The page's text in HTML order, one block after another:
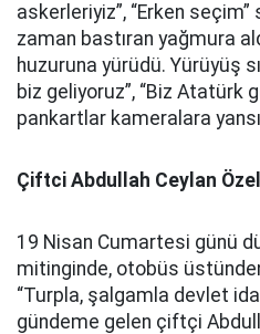
askerleriyiz”, “Erken
zaman bastıran yağmura
huzuruna yürüdü. Yürüyüş
biz geliyoruz”, “Biz Atatürk
pankartlar kameralara
Çiftci Abdullah Ceylan
19 Nisan Cumartesi günü
mitinginde, otobüs
“Turpla, şalgamla devlet
gündeme gelen çiftçi